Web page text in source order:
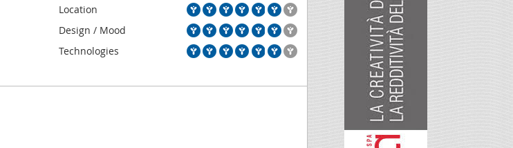
Location
Design / Mood
Technologies